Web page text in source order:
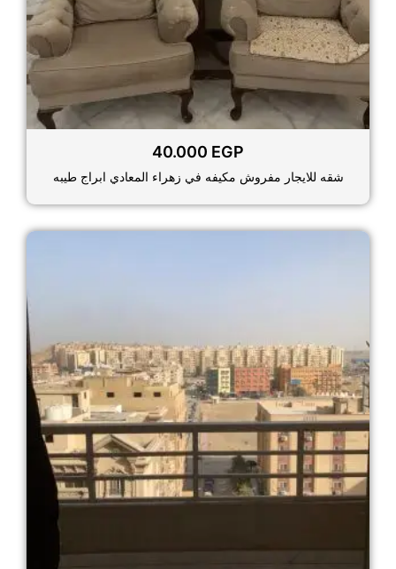
40.000 EGP
شقه للايجار مفروش مكيفه في زهراء المعادي ابراج طيبه